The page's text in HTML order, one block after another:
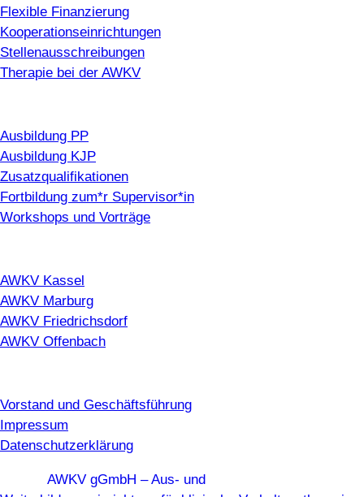
Flexible Finanzierung
Kooperationseinrichtungen
Stellenausschreibungen
Therapie bei der AWKV
Ausbildung PP
Ausbildung KJP
Zusatzqualifikationen
Fortbildung zum*r Supervisor*in
Workshops und Vorträge
AWKV Kassel
AWKV Marburg
AWKV Friedrichsdorf
AWKV Offenbach
Vorstand und Geschäftsführung
Impressum
Datenschutzerklärung
AWKV gGmbH – Aus- und